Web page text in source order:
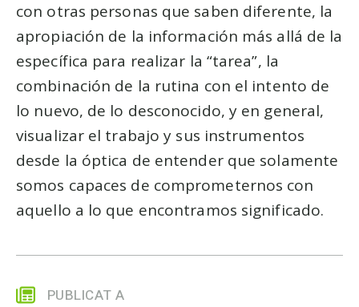
con otras personas que saben diferente, la
apropiación de la información más allá de la
específica para realizar la “tarea”, la
combinación de la rutina con el intento de
lo nuevo, de lo desconocido, y en general,
visualizar el trabajo y sus instrumentos
desde la óptica de entender que solamente
somos capaces de comprometernos con
aquello a lo que encontramos significado.
PUBLICAT A